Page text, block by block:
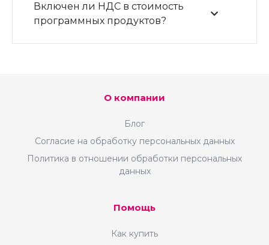
Включен ли НДС в стоимость
программных продуктов?
О компании
Блог
Согласие на обработку персональных данных
Политика в отношении обработки персональных
данных
Помощь
Как купить